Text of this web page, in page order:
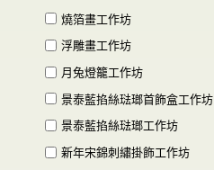
燒箔畫工作坊
浮雕畫工作坊
月兔燈籠工作坊
景泰藍掐絲琺瑯首飾盒工作坊
景泰藍掐絲琺瑯工作坊
新年宋錦刺繡掛飾工作坊